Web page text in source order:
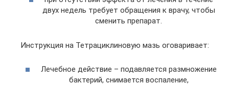
двух недель требует обращения к врачу, чтобы
сменить препарат.
Инструкция на Тетрациклиновую мазь оговаривает:
Лечебное действие – подавляется размножение
бактерий, снимается воспаление,